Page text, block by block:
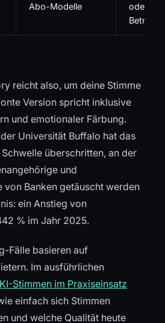
Abo-Modelle
oder
Beträge
reicht also, um deine Stimme
Version spricht inklusive
und emotionaler Färbung.
Universität Buffalo hat das
überschritten, an der
und
von Banken getäuscht werden
ein Anstieg von
% im Jahr 2025.
Fälle basieren auf
Im ausführlichen
Stimmen im Praxiseinsatz
einfach sich Stimmen
und welche Qualität heute